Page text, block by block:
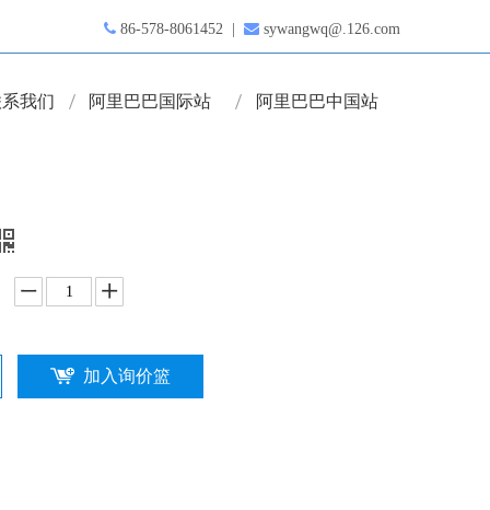
 86-578-8061452 |  sywangwq@.126.com
我们 阿里巴巴国际站 阿里巴巴中国站
加入询价篮